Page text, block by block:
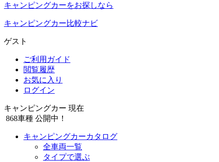
キャンピングカーをお探しなら
キャンピングカー比較ナビ
ゲスト
ご利用ガイド
閲覧履歴
お気に入り
ログイン
キャンピングカー 現在
868車種 公開中！
キャンピングカーカタログ
全車両一覧
タイプで選ぶ